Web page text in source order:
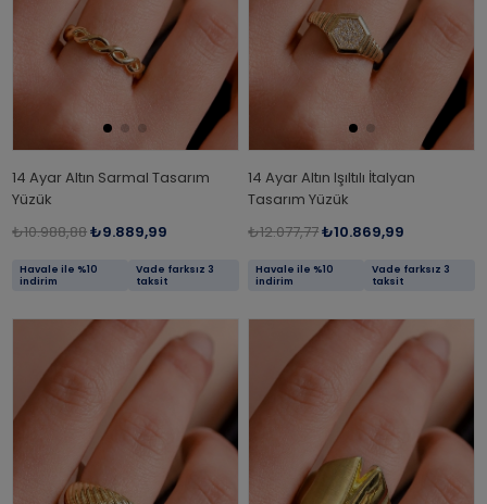
14 Ayar Altın Sarmal Tasarım
Yüzük
₺10.988,88₺9.889,99
Havale ile %10
indirim
Vade farksız 3
taksit
14 Ayar Altın Işıltılı İtalyan
Tasarım Yüzük
₺12.077,77₺10.869,99
Havale ile %10
indirim
Vade farksız 3
taksit